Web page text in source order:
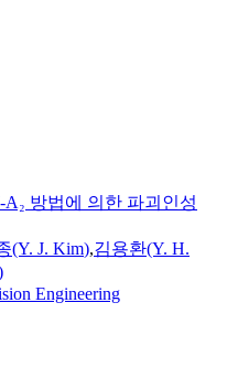
방법에 의한 파괴인성
(Y. J. Kim),김용환(Y. H.
Engineering